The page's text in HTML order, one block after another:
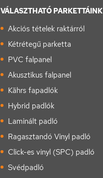
VÁLASZTHATÓ PARKETTÁINK
Akciós tételek raktárról
Kétrétegű parketta
PVC falpanel
Akusztikus falpanel
Kährs fapadlók
Hybrid padlók
Laminált padló
Ragasztandó Vinyl padló
Click-es vinyl (SPC) padló
Svédpadló